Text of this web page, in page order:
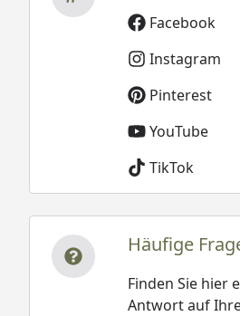
Facebook
Instagram
Pinterest
YouTube
TikTok
Häufige
Finden Sie hier
Antwort auf